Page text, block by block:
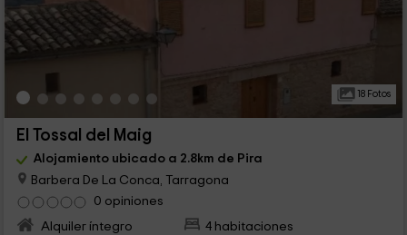
18 Fotos
El Tossal del Maig
Alojamiento ubicado a 2.8km de Pira
Barbera De La Conca, Tarragona
0 opiniones
Alquiler íntegro
4 habitaciones